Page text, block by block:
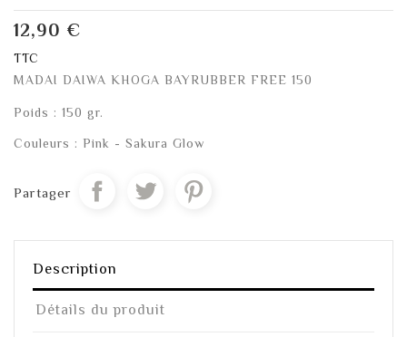
12,90 €
TTC
MADAI DAIWA KHOGA BAYRUBBER FREE 150
Poids : 150 gr.
Couleurs : Pink - Sakura Glow
Partager
Description
Détails du produit